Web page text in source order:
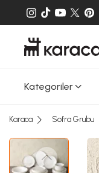
Kategoriler
Karaca Sofra Grubu